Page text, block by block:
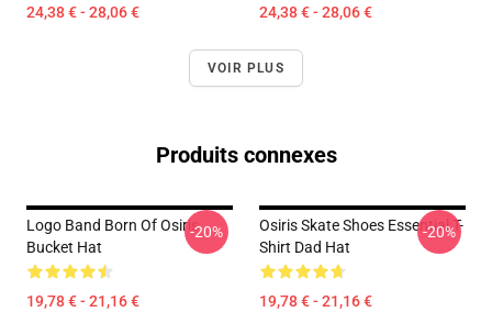
24,38 € - 28,06 € 24,38 € - 28,06 €
VOIR PLUS
Produits connexes
Logo Band Born Of Osiris
Bucket Hat
19,78 € - 21,16 €
-20%
Osiris Skate Shoes Essential T-
Shirt Dad Hat
19,78 € - 21,16 €
-20%